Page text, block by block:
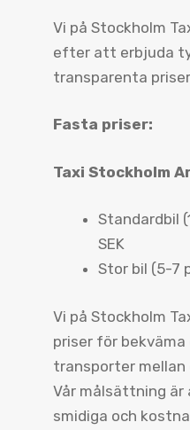
Vi på Stockholm
efter att erbjuda
transparenta
Fasta priser:
Taxi Stockholm
Standardbil
SEK
Stor bil (5-7
Vi på Stockholm
priser för
transporter mellan
Vår målsättning är
smidiga och